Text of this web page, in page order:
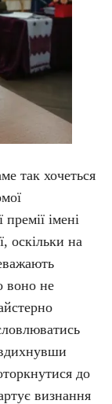
так хочеться
імені
оскільки на
воно не
до
визнання